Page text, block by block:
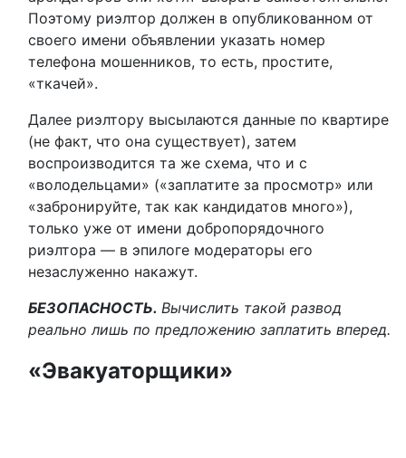
Поэтому риэлтор должен в опубликованном от
своего имени объявлении указать номер
телефона мошенников, то есть, простите,
«ткачей».
Далее риэлтору высылаются данные по квартире
(не факт, что она существует), затем
воспроизводится та же схема, что и с
«володельцами» («заплатите за просмотр» или
«забронируйте, так как кандидатов много»),
только уже от имени добропорядочного
риэлтора — в эпилоге модераторы его
незаслуженно накажут.
БЕЗОПАСНОСТЬ. Вычислить такой развод
реально лишь по предложению заплатить вперед.
«Эвакуаторщики»